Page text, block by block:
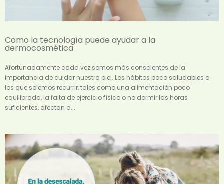
Como la tecnología puede ayudar a la
dermocosmética
Afortunadamente cada vez somos más conscientes de la
importancia de cuidar nuestra piel. Los hábitos poco saludables a
los que solemos recurrir, tales como una alimentación poco
equilibrada, la falta de ejercicio físico o no dormir las horas
suficientes, afectan a...